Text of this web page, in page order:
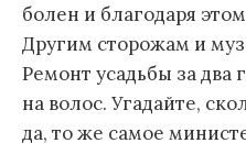
болен и благодаря
Другим сторожам и
Ремонт усадьбы за два
на волос. Угадайте,
да, то же самое